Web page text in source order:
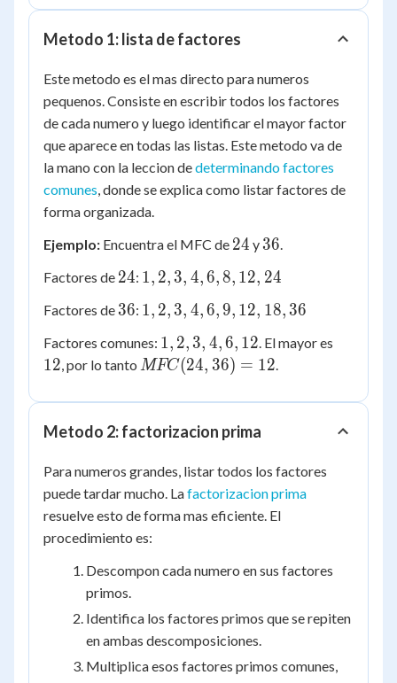
Metodo 1: lista de factores
Este metodo es el mas directo para numeros
pequenos. Consiste en escribir todos los factores
de cada numero y luego identificar el mayor factor
que aparece en todas las listas. Este metodo va de
la mano con la leccion dedeterminando factores
comunes , donde se explica como listar factores de
forma organizada.
Ejemplo: Encuentra el MFC de 24
24 y 36
36
Factores de 24
24: 1,
3,
4,
6,
8,
12,
1, 2, 3, 4,6,8, 12, 24
Factores de 36
36: 1,
3,
4,
9,
12,
36
1, 2, 3, 4,6,9, 12, 18, 36
Factores comunes: 1,
2,
4,
6,
12
1, 2, 3, 4,6, 12 . El mayor es
12 , por lo tanto MFC(24,
MFC(24, 36) = 12
Metodo 2: factorizacion prima
Para numeros grandes, listar todos los factores
puede tardar mucho. Lafactorizacion prima
resuelve esto de forma mas eficiente. El
procedimiento es:
Descompon cada numero en sus factores
primos.
Identifica los factores primos que se repiten
en ambas descomposiciones.
Multiplica esos factores primos comunes,